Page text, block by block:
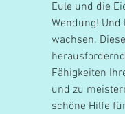
Eule und die
Wendung!
wachsen.
Fähigkeiten
und zu
schöne Hilfe